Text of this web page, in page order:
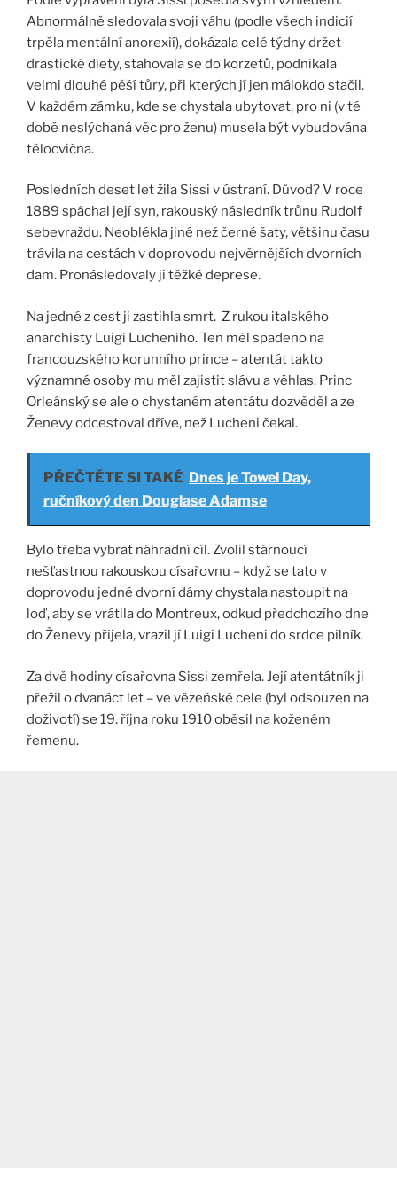
Abnormálně sledovala svoji váhu (podle všech indicií
trpěla mentální anorexií), dokázala celé týdny držet
drastické diety, stahovala se do korzetů, podnikala
velmi dlouhé pěší tůry, při kterých jí jen málokdo stačil.
V každém zámku, kde se chystala ubytovat, pro ni (v té
době neslýchaná věc pro ženu) musela být vybudována
tělocvična.
Posledních deset let žila Sissi v ústraní. Důvod? V roce
1889 spáchal její syn, rakouský následník trůnu Rudolf
sebevraždu. Neoblékla jiné než černé šaty, většinu času
trávila na cestách v doprovodu nejvěrnějších dvorních
dam. Pronásledovaly ji těžké deprese.
Na jedné z cest ji zastihla smrt. Z rukou italského
anarchisty Luigi Lucheniho. Ten měl spadeno na
francouzského korunního prince – atentát takto
významné osoby mu měl zajistit slávu a věhlas. Princ
Orleánský se ale o chystaném atentátu dozvěděl a ze
Ženevy odcestoval dříve, než Lucheni čekal.
PŘEČTĚTE SI TAKÉ Dnes je Towel Day,
ručníkový den Douglase Adamse
Bylo třeba vybrat náhradní cíl. Zvolil stárnoucí
nešťastnou rakouskou císařovnu – když se tato v
doprovodu jedné dvorní dámy chystala nastoupit na
loď, aby se vrátila do Montreux, odkud předchozího dne
do Ženevy přijela, vrazil jí Luigi Lucheni do srdce pilník.
Za dvě hodiny císařovna Sissi zemřela. Její atentátník ji
přežil o dvanáct let – ve vězeňské cele (byl odsouzen na
doživotí) se 19. října roku 1910 oběsil na koženém
řemenu.